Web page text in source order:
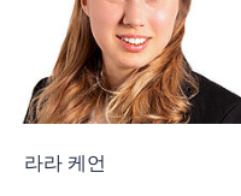
라라 케언